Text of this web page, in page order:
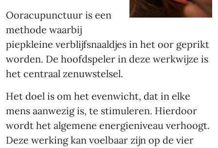
Ooracupunctuur is een
methode waarbij
piepkleine verblijfsnaaldjes in het oor geprikt
worden. De hoofdspeler in deze werkwijze is
het centraal zenuwstelsel.
Het doel is om het evenwicht, dat in elke
mens aanwezig is, te stimuleren. Hierdoor
wordt het algemene energieniveau verhoogt.
Deze werking kan voelbaar zijn op de vier